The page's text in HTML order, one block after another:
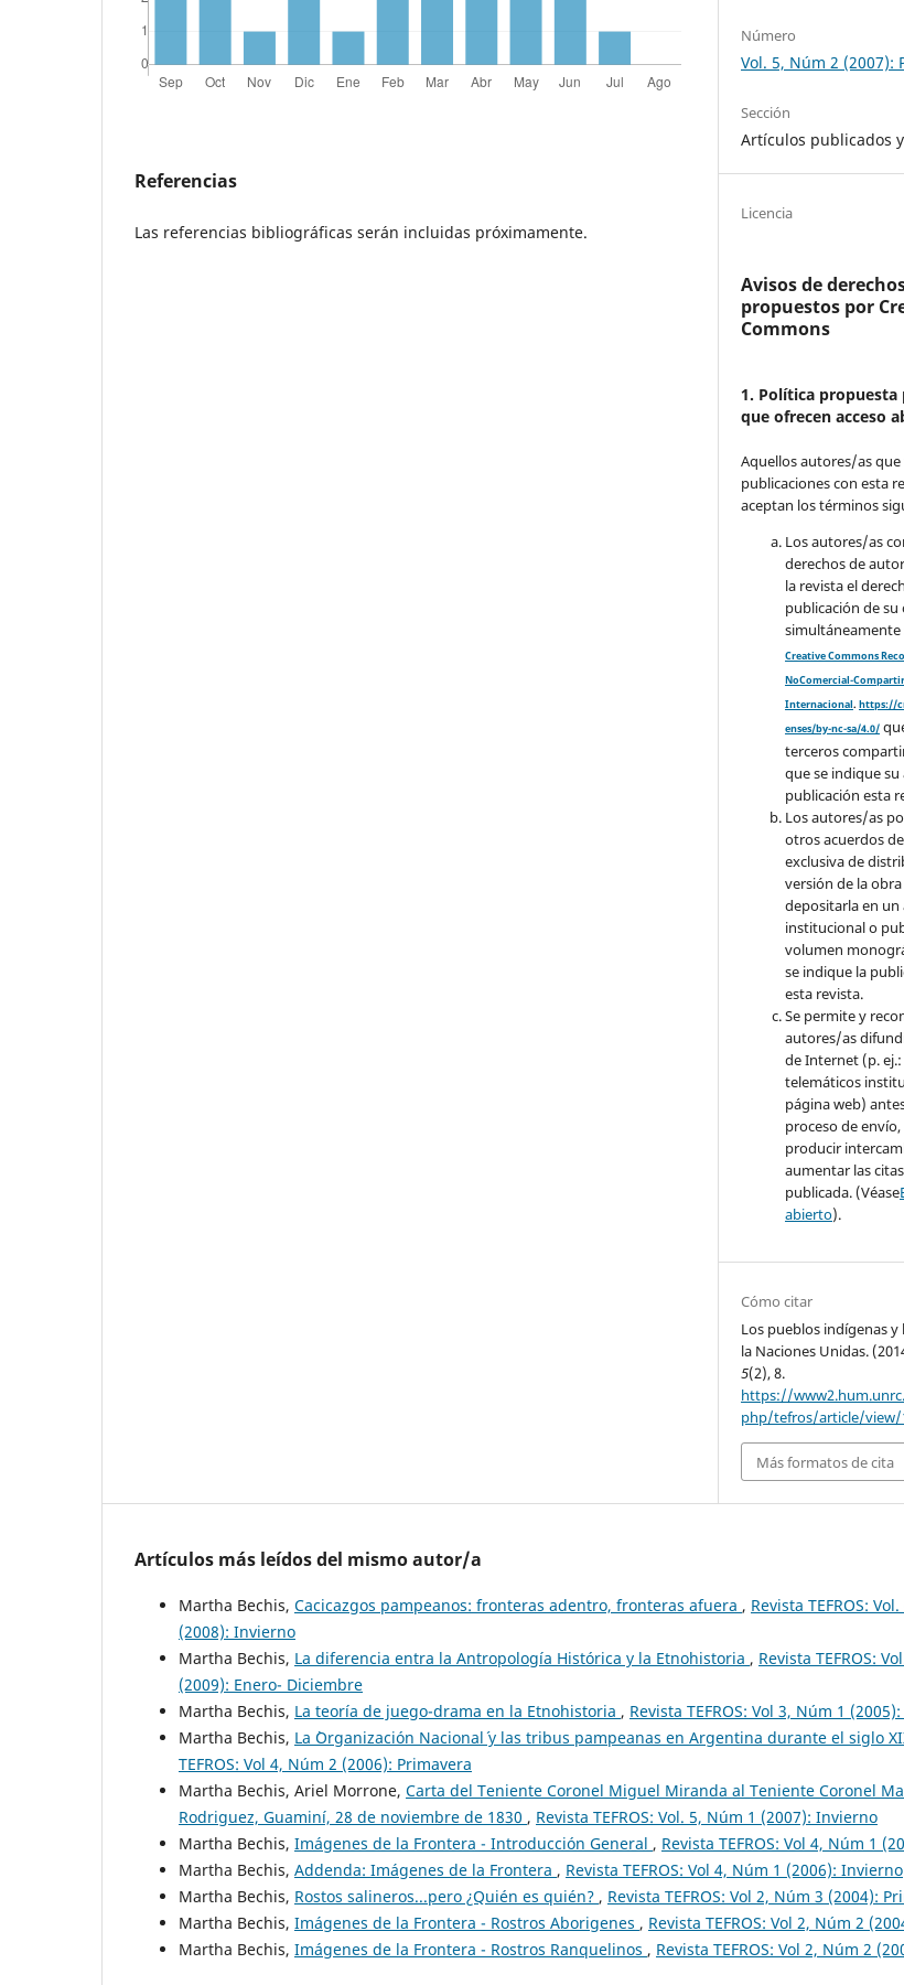
Referencias
Las referencias bibliográficas serán incluidas próximamente.
Número
Vol. 5, Núm 2 (2007):
Sección
Artículos publicados
Licencia
Avisos de
propuestos por
Commons
1. Política propuesta
que ofrecen acceso
Aquellos autores/as
publicaciones con esta
aceptan los términos
Los autores/as
derechos de
la revista el
publicación de su
Creative Commons
NoComercial-
Internacional.https://
enses/by-nc-sa/4.0/
terceros
que se indique
publicación esta
Los autores/as
otros acuerdos
exclusiva de
versión de la
depositarla en
institucional o
volumen
se indique la
esta revista.
Se permite y
autores/as
de Internet (p.
telemáticos
página web)
proceso de
producir
aumentar las
publicada. (Véase
abierto).
Cómo citar
Los pueblos indígenas y
la Naciones Unidas.
5(2), 8.
https://
php/tefros/article/view/
Más formatos de cita
Artículos más leídos del mismo autor/a
Martha Bechis, Cacicazgos pampeanos: fronteras adentro, fronteras afuera , Revista TEFROS:
(2008): Invierno
Martha Bechis, La diferencia entra la Antropología Histórica y la Etnohistoria , Revista TEFROS:
(2009): Enero- Diciembre
Martha Bechis, La teoría de juego-drama en la Etnohistoria , Revista TEFROS: Vol 3, Núm 1
Martha Bechis, La `Organización Nacional´ y las tribus pampeanas en Argentina durante el siglo
TEFROS: Vol 4, Núm 2 (2006): Primavera
Martha Bechis, Ariel Morrone, Carta del Teniente Coronel Miguel Miranda al Teniente Coronel
Rodriguez, Guaminí, 28 de noviembre de 1830 , Revista TEFROS: Vol. 5, Núm 1 (2007): Invierno
Martha Bechis, Imágenes de la Frontera - Introducción General , Revista TEFROS: Vol 4, Núm 1
Martha Bechis, Addenda: Imágenes de la Frontera , Revista TEFROS: Vol 4, Núm 1 (2006): Invierno
Martha Bechis, Rostos salineros...pero ¿Quién es quién? , Revista TEFROS: Vol 2, Núm 3 (2004):
Martha Bechis, Imágenes de la Frontera - Rostros Aborigenes , Revista TEFROS: Vol 2, Núm 2
Martha Bechis, Imágenes de la Frontera - Rostros Ranquelinos , Revista TEFROS: Vol 2, Núm 2